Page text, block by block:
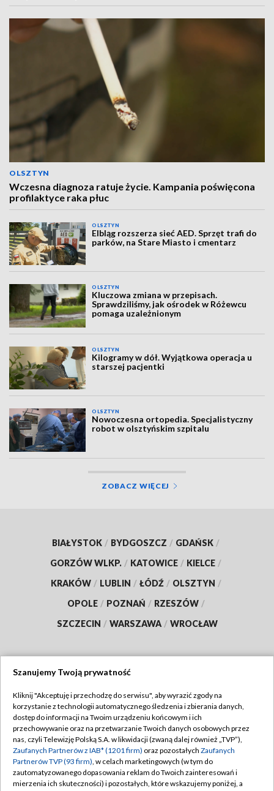
OLSZTYN
Wczesna diagnoza ratuje życie. Kampania poświęcona
profilaktyce raka płuc
OLSZTYN
Elbląg rozszerza sieć AED. Sprzęt trafi do
parków, na Stare Miasto i cmentarz
OLSZTYN
Kluczowa zmiana w przepisach.
Sprawdziliśmy, jak ośrodek w Różewcu
pomaga uzależnionym
OLSZTYN
Kilogramy w dół. Wyjątkowa operacja u
starszej pacjentki
OLSZTYN
Nowoczesna ortopedia. Specjalistyczny
robot w olsztyńskim szpitalu
ZOBACZ WIĘCEJ
BIAŁYSTOK / BYDGOSZCZ / GDAŃSK /
GORZÓW WLKP. / KATOWICE / KIELCE /
KRAKÓW / LUBLIN / ŁÓDŹ / OLSZTYN /
OPOLE / POZNAŃ / RZESZÓW /
SZCZECIN / WARSZAWA / WROCŁAW
TVP
Abonament TVP
Emisja w TVP
Centrum informacji TVP
Naziemna Telewizja Cyfrowa
Regulamin TVP
Polityka prywatności
Moje zgody
Szanujemy Twoją prywatność
Kliknij "Akceptuję i przechodzę do serwisu", aby wyrazić zgody na
korzystanie z technologii automatycznego śledzenia i zbierania danych,
dostęp do informacji na Twoim urządzeniu końcowym i ich
przechowywanie oraz na przetwarzanie Twoich danych osobowych przez
nas, czyli Telewizję Polską S.A. w likwidacji (zwaną dalej również „TVP”),
Zaufanych Partnerów z IAB* (1201 firm) oraz pozostałych Zaufanych
Partnerów TVP (93 firm), w celach marketingowych (w tym do
zautomatyzowanego dopasowania reklam do Twoich zainteresowań i
mierzenia ich skuteczności) i pozostałych, które wskazujemy poniżej, a